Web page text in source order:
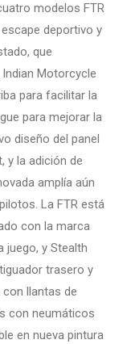
modelos FTR
deportivo y
que
Motorcycle
para facilitar la
para mejorar la
diseño del panel
y la adición de
amplía aún
La FTR está
con la marca
juego, y Stealth
trasero y
con llantas de
con neumáticos
en nueva pintura